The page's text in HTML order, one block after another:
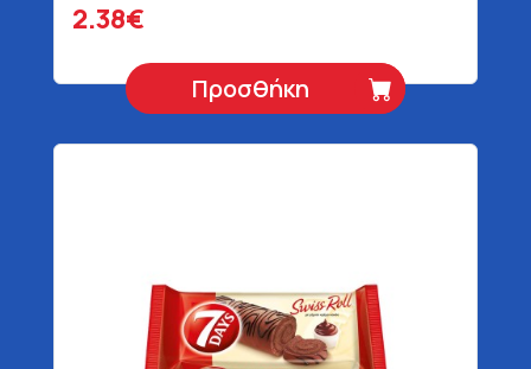
2.38€
Προσθήκη